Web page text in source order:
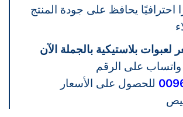
يحافظ على جودة المنتج
بلاستيكية بالجملة الآن
واتساب على الرقم
للحصول على الأسعار